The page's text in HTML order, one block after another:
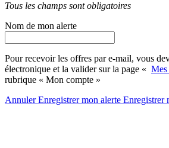
Tous les champs sont obligatoires
Nom de mon alerte
Pour recevoir les offres par e-mail, vous
électronique et la valider sur la page « Mes
rubrique « Mon compte »
AnnulerEnregistrer mon alerte Enregistrer